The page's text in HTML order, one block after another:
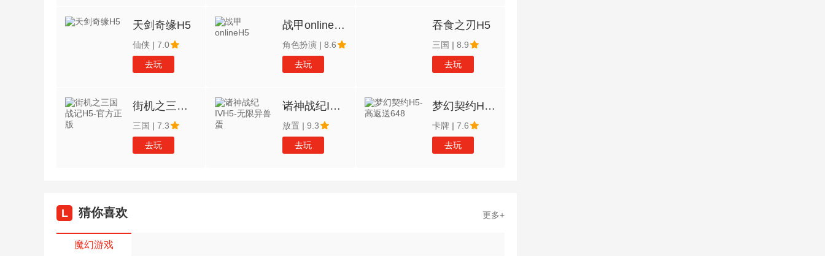
天剑奇缘H5
仙侠 | 7.0
去玩
战甲onlineH5
角色扮演 | 8.6
去玩
吞食之刃H5
三国 | 8.9
去玩
街机之三国战记H5-官方正版
三国 | 7.3
去玩
诸神战纪IVH5-无限异兽蛋
放置 | 9.3
去玩
梦幻契约H5-高返送648
卡牌 | 7.6
去玩
L 猜你喜欢 更多+
魔幻游戏